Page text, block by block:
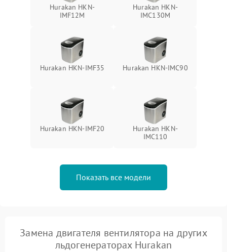
Hurakan HKN-
IMF12M
Hurakan HKN-
IMC130M
Hurakan HKN-IMF35 Hurakan HKN-IMC90
Hurakan HKN-IMF20
Hurakan HKN-
IMC110
Показать все модели
Замена двигателя вентилятора на других
льдогенераторах Hurakan